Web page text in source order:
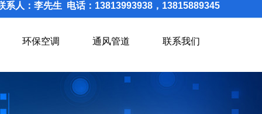
环保空调 通风管道 联系我们
系人：李先生 电话：13813993938，13815889345